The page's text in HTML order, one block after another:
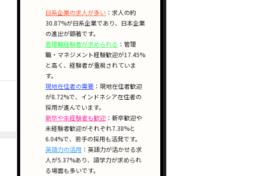
日系企業の求人が多い ：求人の約
30.87%が日系企業であり、日本企業
の進出が顕著です。
管理職経験者が求められる ：管理
職・マネジメント経験歓迎が17.45%
と高く、経験者が重視されていま
す。
現地在住者の需要 ：現地在住者歓迎
が8.72%で、インドネシア在住者の
採用が進んでいます。
新卒や未経験者も歓迎 ：新卒歓迎や
未経験者歓迎がそれぞれ7.38%と
6.04%で、若手の採用も活発です。
英語力の活用 ：英語力が活かせる求
人が5.37%あり、語学力が求められ
る場面も多いです。